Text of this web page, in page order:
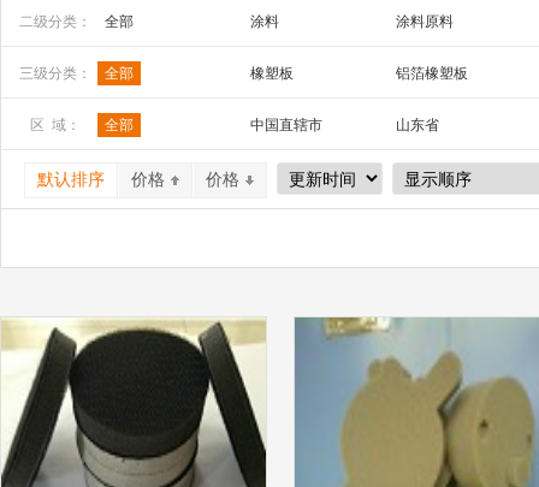
安全防护 五金工具
家装建材 机床 机械及行业设备
二级分类： 全部 涂料 涂料原料
三级分类： 全部 橡塑板
铝箔橡塑板
区 域：
全部 中国直辖市
山东省
广西
辽宁省
吉林省
宁夏
四川省 贵州省
默认排序 价格 价格